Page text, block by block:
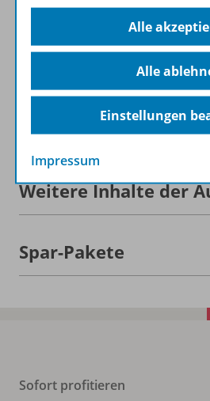
Informationen
Beschreibung
Weitere Inhalte der
Spar-Pakete
Sofort profitieren
Alle
Alle
Einstellungen
Impressum